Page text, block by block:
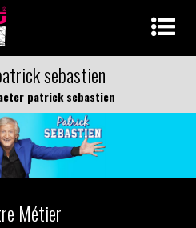
sebastien
patrick sebastien
Métier